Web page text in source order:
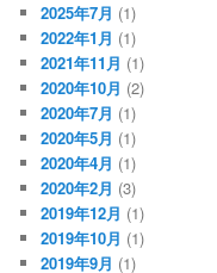
2025年7月 (1)
2022年1月 (1)
2021年11月 (1)
2020年10月 (2)
2020年7月 (1)
2020年5月 (1)
2020年4月 (1)
2020年2月 (3)
2019年12月 (1)
2019年10月 (1)
2019年9月 (1)